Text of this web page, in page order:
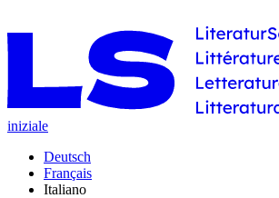
iniziale
Deutsch
Français
Italiano